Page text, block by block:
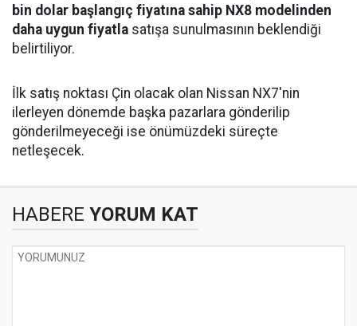
bin dolar başlangıç fiyatına sahip NX8 modelinden
daha uygun fiyatla satışa sunulmasının beklendiği
belirtiliyor.
İlk satış noktası Çin olacak olan Nissan NX7'nin
ilerleyen dönemde başka pazarlara gönderilip
gönderilmeyeceği ise önümüzdeki süreçte
netleşecek.
HABERE YORUM KAT